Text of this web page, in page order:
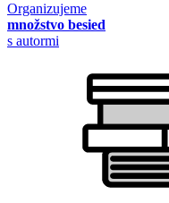
Organizujeme
množstvo besied
s autormi